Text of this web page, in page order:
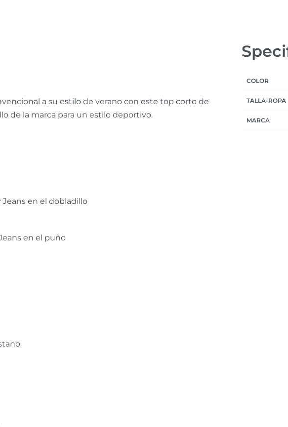
a su estilo de verano con este top corto de
de la marca para un estilo deportivo.
en el dobladillo
en el puño
COLOR
TALLA-ROPA
MARCA